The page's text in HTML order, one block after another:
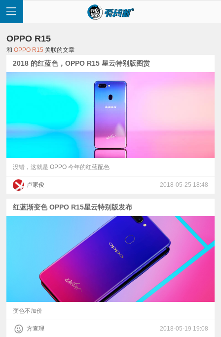
快
讯
评
测
普
OPPO R15
和OPPO R15 关联的文章
2018 的红蓝色，OPPO R15 星云特别版图赏
没错，这就是 OPPO 今年的红蓝配色
卢家俊 2018-05-25 18:48
红蓝渐变色 OPPO R15星云特别版发布
变色不加价
方查理 2018-05-19 19:08